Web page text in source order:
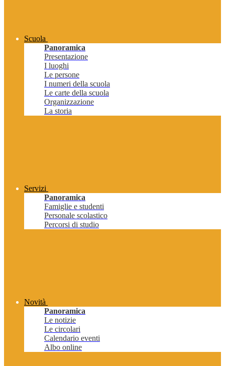
Scuola
Panoramica
Presentazione
I luoghi
Le persone
I numeri della scuola
Le carte della scuola
Organizzazione
La storia
Servizi
Panoramica
Famiglie e studenti
Personale scolastico
Percorsi di studio
Novità
Panoramica
Le notizie
Le circolari
Calendario eventi
Albo online